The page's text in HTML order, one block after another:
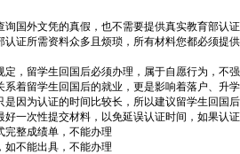
国外文凭的真假，也不需要提供真实教育部认
证所需资料众多且烦琐，所有材料您都必须
，留学生回国后必须办理，属于自愿行为，不
着留学生回国后的就业，更是影响着落户、升
为认证的时间比较长，所以建议留学生回国
次性提交材料，以免延误认证时间，如果认
整成绩单，不能办理
不能出具，不能办理